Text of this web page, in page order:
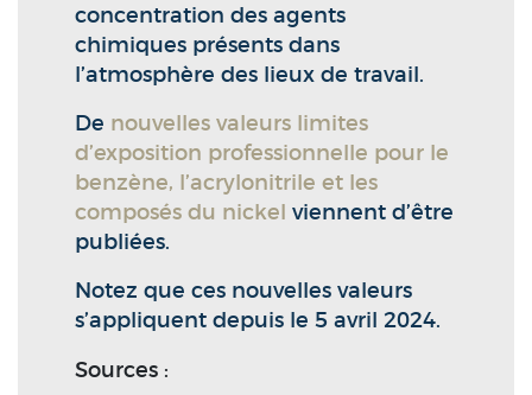
concentration des agents
chimiques présents dans
l’atmosphère des lieux de travail.
De nouvelles valeurs limites
d’exposition professionnelle pour le
benzène, l’acrylonitrile et les
composés du nickel viennent d’être
publiées.
Notez que ces nouvelles valeurs
s’appliquent depuis le 5 avril 2024.
Sources :